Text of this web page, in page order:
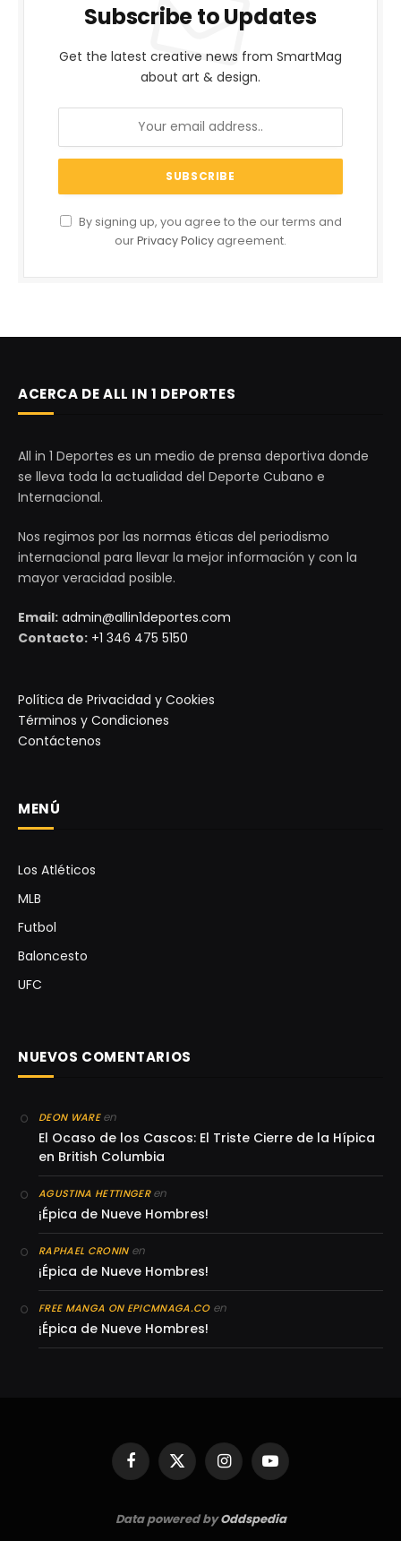
Subscribe to Updates
Get the latest creative news from SmartMag
about art & design.
By signing up, you agree to the our terms and
ourPrivacy Policy agreement.
ACERCA DE ALL IN 1 DEPORTES
All in 1 Deportes es un medio de prensa deportiva donde
se lleva toda la actualidad del Deporte Cubano e
Internacional.
Nos regimos por las normas éticas del periodismo
internacional para llevar la mejor información y con la
mayor veracidad posible.
Email: admin@allin1deportes.com
Contacto: +1 346 475 5150
Política de Privacidad y Cookies
Términos y Condiciones
Contáctenos
MENÚ
Los Atléticos
MLB
Futbol
Baloncesto
UFC
NUEVOS COMENTARIOS
DEON WAREen
El Ocaso de los Cascos: El Triste Cierre de la Hípica
en British Columbia
AGUSTINA HETTINGERen
¡Épica de Nueve Hombres!
RAPHAEL CRONINen
¡Épica de Nueve Hombres!
FREE MANGA ON EPICMNAGA.COen
¡Épica de Nueve Hombres!
Facebook
X
(Twitter)
InstagramYouTube
Data powered byOddspedia